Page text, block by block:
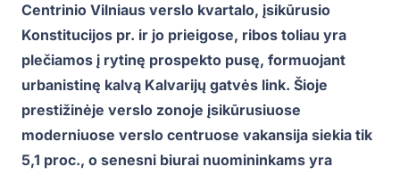
Centrinio Vilniaus verslo kvartalo, įsikūrusio
Konstitucijos pr. ir jo prieigose, ribos toliau yra
plečiamos į rytinę prospekto pusę, formuojant
urbanistinę kalvą Kalvarijų gatvės link. Šioje
prestižinėje verslo zonoje įsikūrusiuose
moderniuose verslo centruose vakansija siekia tik
5,1 proc., o senesni biurai nuomininkams yra